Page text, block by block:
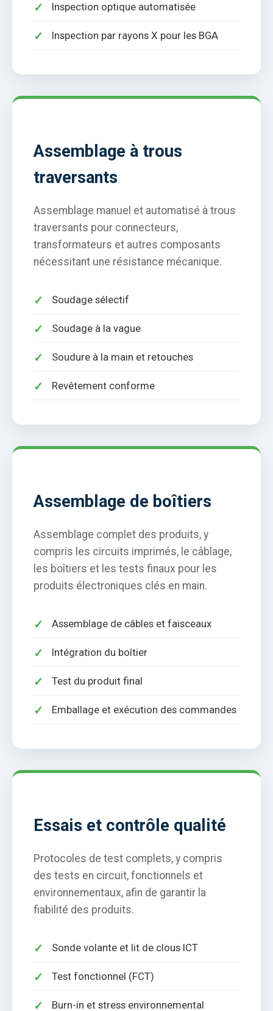
Inspection optique automatisée
Inspection par rayons X pour les BGA
Assemblage à trous
traversants
Assemblage manuel et automatisé à trous
traversants pour connecteurs,
transformateurs et autres composants
nécessitant une résistance mécanique.
Soudage sélectif
Soudage à la vague
Soudure à la main et retouches
Revêtement conforme
Assemblage de boîtiers
Assemblage complet des produits, y
compris les circuits imprimés, le câblage,
les boîtiers et les tests finaux pour les
produits électroniques clés en main.
Assemblage de câbles et faisceaux
Intégration du boîtier
Test du produit final
Emballage et exécution des commandes
Essais et contrôle qualité
Protocoles de test complets, y compris
des tests en circuit, fonctionnels et
environnementaux, afin de garantir la
fiabilité des produits.
Sonde volante et lit de clous ICT
Test fonctionnel (FCT)
Burn-in et stress environnemental